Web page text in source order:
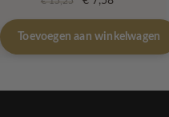
prijs
was:
€ 15,25.
prijs
is:
€ 7,58.
Toevoegen aan winkelwagen